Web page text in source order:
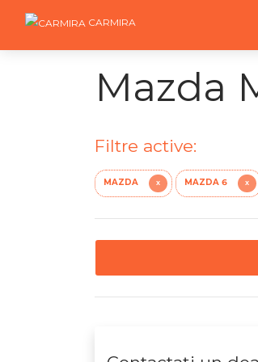
CARMIRA
Mazda
Filtre active:
MAZDA X MAZDA 6 X